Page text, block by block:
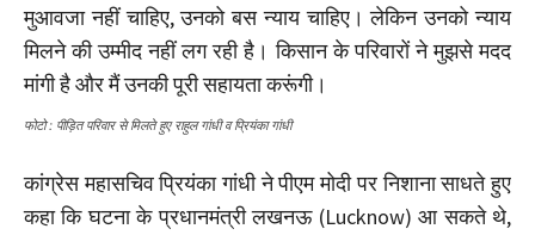
मुआवजा नहीं चाहिए, उनको बस न्याय चाहिए। लेकिन उनको न्याय
मिलने की उम्मीद नहीं लग रही है। किसान के परिवारों ने मुझसे मदद
मांगी है और मैं उनकी पूरी सहायता करूंगी।
फोटो : पीड़ित परिवार से मिलते हुए राहुल गांधी व प्रियंका गांधी
कांग्रेस महासचिव प्रियंका गांधी ने पीएम मोदी पर निशाना साधते हुए
कहा कि घटना के प्रधानमंत्री लखनऊ (Lucknow) आ सकते थे,